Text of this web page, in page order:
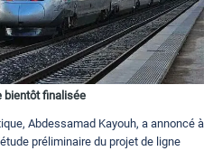
bientôt finalisée
Abdessamad Kayouh, a annoncé à
préliminaire du projet de ligne